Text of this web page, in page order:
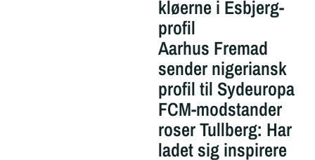
kløerne i Esbjerg-
profil
Aarhus Fremad
sender nigeriansk
profil til Sydeuropa
FCM-modstander
roser Tullberg: Har
ladet sig inspirere